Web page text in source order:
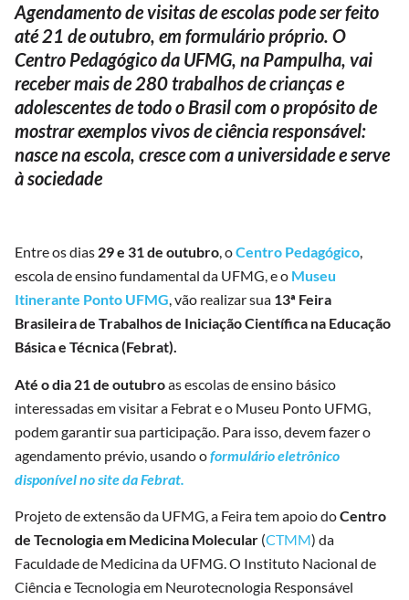
Agendamento de visitas de escolas pode ser feito
até 21 de outubro, em formulário próprio. O
Centro Pedagógico da UFMG, na Pampulha, vai
receber mais de 280 trabalhos de crianças e
adolescentes de todo o Brasil com o propósito de
mostrar exemplos vivos de ciência responsável:
nasce na escola, cresce com a universidade e serve
à sociedade
Entre os dias 29 e 31 de outubro, oCentro Pedagógico,
escola de ensino fundamental da UFMG, e o Museu
Itinerante Ponto UFMG, vão realizar sua 13ª Feira
Brasileira de Trabalhos de Iniciação Científica na Educação
Básica e Técnica (Febrat).
Até o dia 21 de outubroas escolas de ensino básico
interessadas em visitar a Febrat e o Museu Ponto UFMG,
podem garantir sua participação. Para isso, devem fazer o
agendamento prévio, usando oformulário eletrônico
disponível no site da Febrat.
Projeto de extensão da UFMG, a Feira tem apoio doCentro
de Tecnologia em Medicina Molecular (CTMM) da
Faculdade de Medicina da UFMG. O Instituto Nacional de
Ciência e Tecnologia em Neurotecnologia Responsável